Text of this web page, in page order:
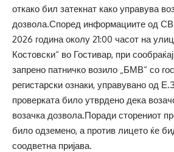
откако бил затекнат како управува
дозвола.Според информациите од
2026 година околу 21:00 часот на
Костовски“ во Гостивар, при
запрено патничко возило „БМВ“ со
регистарски ознаки, управувано од
проверката било утврдено дека
возачка дозвола.Поради сторениот
било одземено, а против лицето ќе
соодветна пријава.